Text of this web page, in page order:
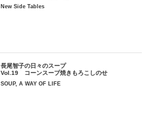
New Side Tables
長尾智子の日々のスープ
Vol.19 コーンスープ焼きもろこしのせ
SOUP, A WAY OF LIFE